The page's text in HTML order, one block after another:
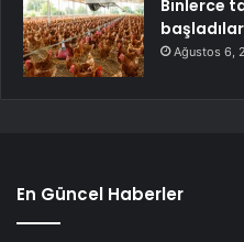
Binlerce
başladılar
Ağustos 6,
En Güncel Haberler